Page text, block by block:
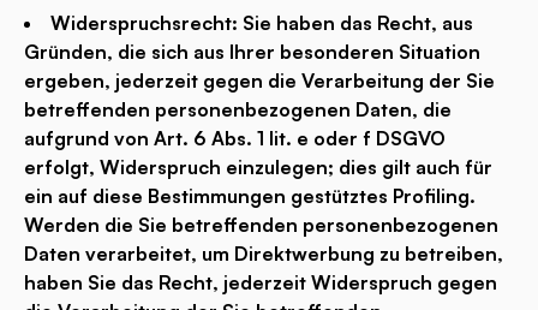
Widerspruchsrecht: Sie haben das Recht, aus
Gründen, die sich aus Ihrer besonderen Situation
ergeben, jederzeit gegen die Verarbeitung der Sie
betreffenden personenbezogenen Daten, die
aufgrund von Art. 6 Abs. 1 lit. e oder f DSGVO
erfolgt, Widerspruch einzulegen; dies gilt auch für
ein auf diese Bestimmungen gestütztes Profiling.
Werden die Sie betreffenden personenbezogenen
Daten verarbeitet, um Direktwerbung zu betreiben,
haben Sie das Recht, jederzeit Widerspruch gegen